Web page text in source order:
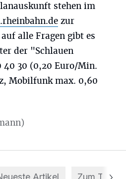
stehen im
zur
alle Fragen gibt es
der "Schlauen
40 30 (0,20 Euro/Min.
Mobilfunk max. 0,60
Artikel Zum Thema